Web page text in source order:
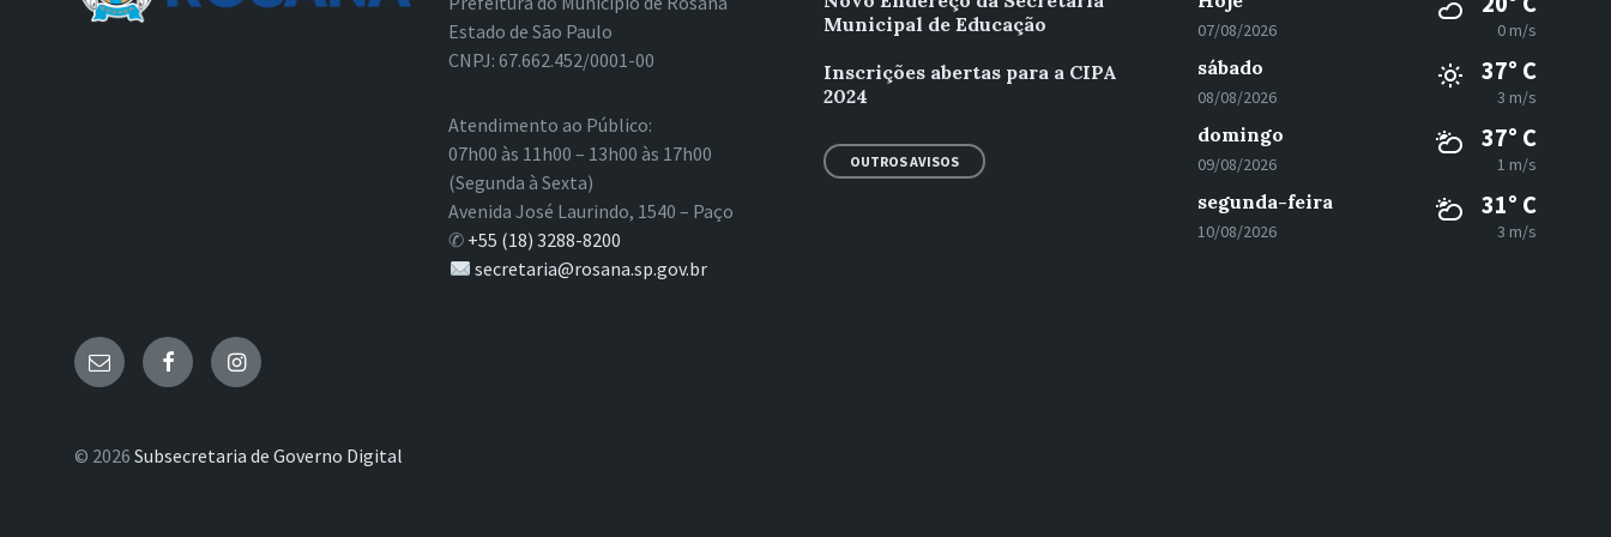
Estado de São Paulo
CNPJ: 67.662.452/0001-00
Atendimento ao Público:
07h00 às 11h00 – 13h00 às 17h00
(Segunda à Sexta)
Avenida José Laurindo, 1540 – Paço
✆ +55 (18) 3288-8200
secretaria@rosana.sp.gov.br
Municipal de Educação
Inscrições abertas para a CIPA
2024
OUTROS AVISOS
07/08/2026 0 m/s
sábado
08/08/2026
37° C
3 m/s
domingo
09/08/2026
37° C
1 m/s
segunda-feira
10/08/2026
31° C
3 m/s
E- FacebookInstagram
© 2026 Subsecretaria de Governo Digital